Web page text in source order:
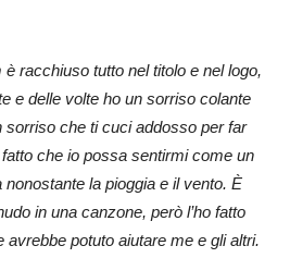
è racchiuso tutto nel titolo e nel logo,
e delle volte ho un sorriso colante
sorriso che ti cuci addosso per far
che io possa sentirmi come un
la pioggia e il vento. È
in una canzone, però l’ho fatto
potuto aiutare me e gli altri.